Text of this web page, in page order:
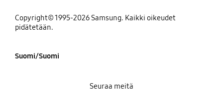
Copyright© 1995-2026 Samsung. Kaikki oikeudet
pidätetään.
Suomi/Suomi
Seuraa meitä